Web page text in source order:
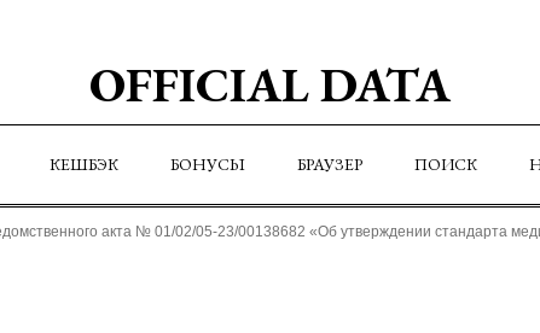
OFFICIAL DATA
КЕШБЭК БОНУСЫ БРАУЗЕР ПОИСК
акта № 01/02/05-23/00138682 «Об утверждении стандарта